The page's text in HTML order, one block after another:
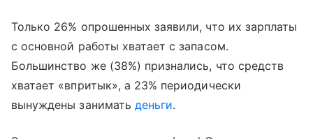
Только 26% опрошенных заявили, что их зарплаты
с основной работы хватает с запасом.
Большинство же (38%) признались, что средств
хватает «впритык», а 23% периодически
вынуждены занимать деньги.